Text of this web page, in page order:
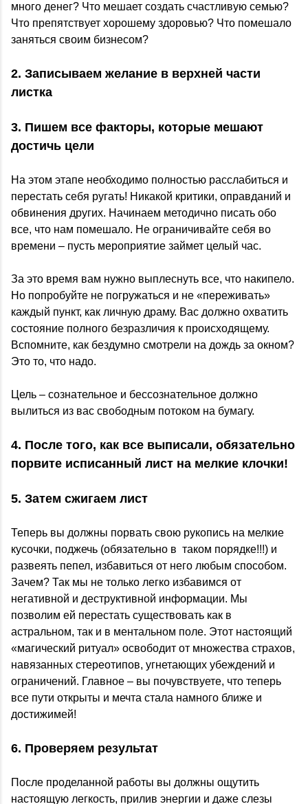
много денег? Что мешает создать счастливую семью?
Что препятствует хорошему здоровью? Что помешало
заняться своим бизнесом?
2. Записываем желание в верхней части
листка
3. Пишем все факторы, которые мешают
достичь цели
На этом этапе необходимо полностью расслабиться и
перестать себя ругать! Никакой критики, оправданий и
обвинения других. Начинаем методично писать обо
все, что нам помешало. Не ограничивайте себя во
времени – пусть мероприятие займет целый час.
За это время вам нужно выплеснуть все, что накипело.
Но попробуйте не погружаться и не «переживать»
каждый пункт, как личную драму. Вас должно охватить
состояние полного безразличия к происходящему.
Вспомните, как бездумно смотрели на дождь за окном?
Это то, что надо.
Цель – сознательное и бессознательное должно
вылиться из вас свободным потоком на бумагу.
4. После того, как все выписали, обязательно
порвите исписанный лист на мелкие клочки!
5. Затем сжигаем лист
Теперь вы должны порвать свою рукопись на мелкие
кусочки, поджечь (обязательно в таком порядке!!!) и
развеять пепел, избавиться от него любым способом.
Зачем? Так мы не только легко избавимся от
негативной и деструктивной информации. Мы
позволим ей перестать существовать как в
астральном, так и в ментальном поле. Этот настоящий
«магический ритуал» освободит от множества страхов,
навязанных стереотипов, угнетающих убеждений и
ограничений. Главное – вы почувствуете, что теперь
все пути открыты и мечта стала намного ближе и
достижимей!
6. Проверяем результат
После проделанной работы вы должны ощутить
настоящую легкость, прилив энергии и даже слезы